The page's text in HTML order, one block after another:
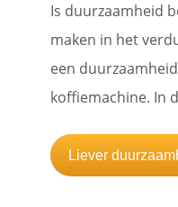
Is duurzaamheid
maken in het
een
koffiemachine. In
Liever